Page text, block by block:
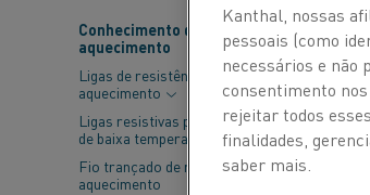
Conhecimento de material de
aquecimento
Ligas de resistência de
aquecimento
Ligas resistivas para aplicações
de baixa temperatura
Fio trançado de resistência de
aquecimento
O
°C
Kanthal, nossas
pessoais (como
necessários e não
consentimento
rejeitar todos
finalidades,
saber mais.